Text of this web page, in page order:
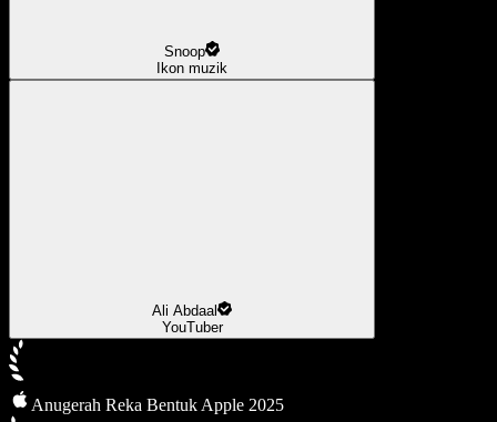
Snoop
Ikon muzik
Ali Abdaal
YouTuber
Anugerah Reka Bentuk Apple 2025